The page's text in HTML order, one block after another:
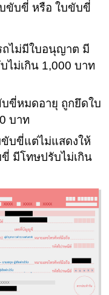
ขับขี่ หรือ ใบขับขี่
ถไม่มีใบอนุญาต มี
ไม่เกิน 1,000 บาท
ขี่หมดอายุ ถูกยึดใบ
บาท
บขี่แต่ไม่แสดงให้
มีโทษปรับไม่เกิน